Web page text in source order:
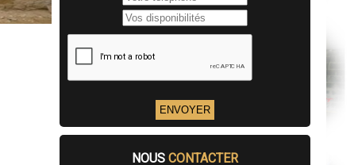
NOUS CONTACTER